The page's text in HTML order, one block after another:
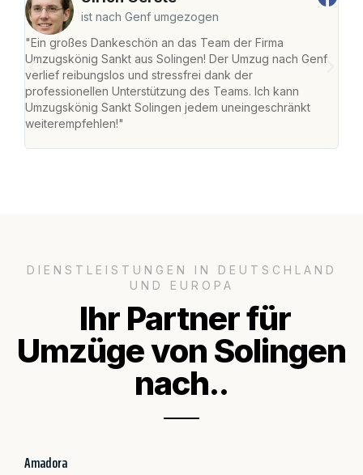
ist nach Genf umgezogen
"Ein großes Dankeschön an das Team der Firma
Umzugskönig Sankt aus Solingen! Der Umzug nach Genf
verlief reibungslos und stressfrei dank der
professionellen Unterstützung des Teams. Ich kann
Umzugskönig Sankt Solingen jedem uneingeschränkt
weiterempfehlen!"
DIENSTLEISTUNGEN IN DEUTSCHLAND
UND EUROPA
Ihr Partner für
Umzüge von Solingen
nach..
Amadora